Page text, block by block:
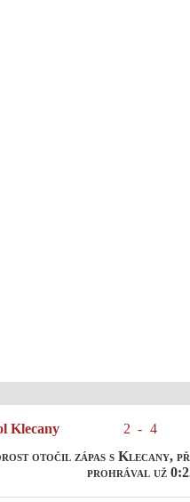
Klecany 2 - 4
otočil zápas s Klecany,
prohrával už